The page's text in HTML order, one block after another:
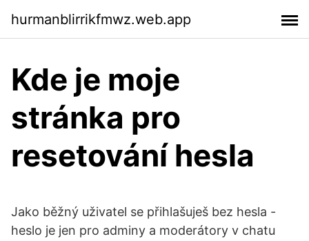
hurmanblirrikfmwz.web.app
Kde je moje
stránka pro
resetování hesla
Jako běžný uživatel se přihlašuješ bez hesla -
heslo je jen pro adminy a moderátory v chatu